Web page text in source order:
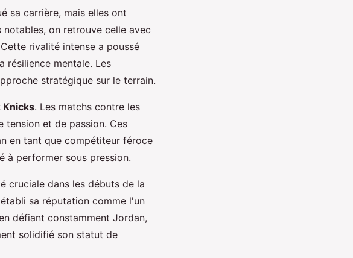
sa carrière, mais elles ont
on retrouve celle avec
rivalité intense a poussé
résilience mentale. Les
stratégique sur le terrain.
Knicks. Les matchs contre les
tension et de passion. Ces
en tant que compétiteur féroce
à performer sous pression.
cruciale dans les débuts de la
sa réputation comme l'un
défiant constamment Jordan,
solidifié son statut de